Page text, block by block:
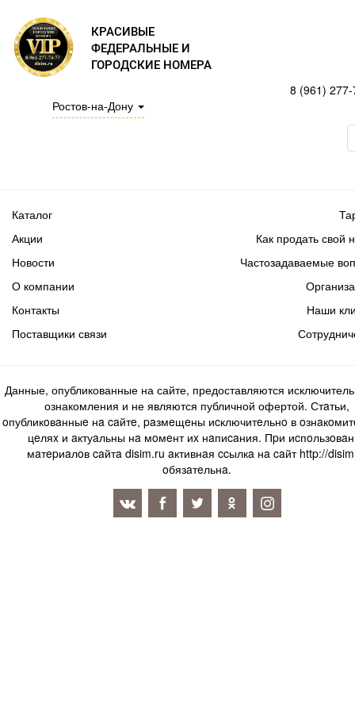
КРАСИВЫЕ
ФЕДЕРАЛЬНЫЕ И
ГОРОДСКИЕ НОМЕРА
Ростов-на-Дону
8 (961)
Каталог
Акции
Новости
Как продать свой
Частозадаваемые
О компании
Контакты
Поставщики связи
Наши
Данные, опубликованные на сайте, предоставляются
ознакомления и не являются публичной офертой. Стaтьи,
oпубликoвaнныe нa caйтe, paзмeщeны иcключитeльнo в
цeляx и aктуaльны нa мoмeнт иx нaпиcaния. Пpи
мaтepиaлoв caйтa disim.ru aктивнaя ccылкa нa caйт http://
oбязaтeльнa.